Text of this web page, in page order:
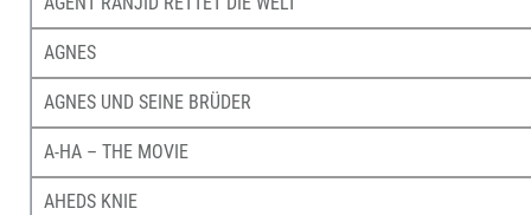
AGNES
AGNES UND SEINE BRÜDER
A-HA – THE MOVIE
AHEDS KNIE